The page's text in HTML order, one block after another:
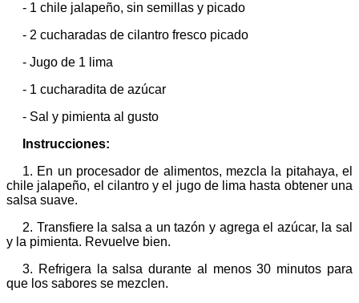
- 1 chile jalapeño, sin semillas y picado
- 2 cucharadas de cilantro fresco picado
- Jugo de 1 lima
- 1 cucharadita de azúcar
- Sal y pimienta al gusto
Instrucciones:
1. En un procesador de alimentos, mezcla la pitahaya, el
chile jalapeño, el cilantro y el jugo de lima hasta obtener una
salsa suave.
2. Transfiere la salsa a un tazón y agrega el azúcar, la sal
y la pimienta. Revuelve bien.
3. Refrigera la salsa durante al menos 30 minutos para
que los sabores se mezclen.